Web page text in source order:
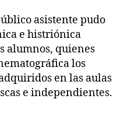
asistente pudo
e histriónica
alumnos, quienes
los
en las aulas
e independientes.